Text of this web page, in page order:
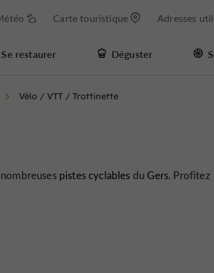
Carte touristique Adresses
Se restaurer Déguster
Vélo / VTT / Trottinette
pistes cyclables du Gers. Profitez